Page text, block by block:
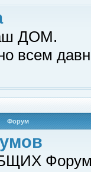
ДОМ.
всем
Форум